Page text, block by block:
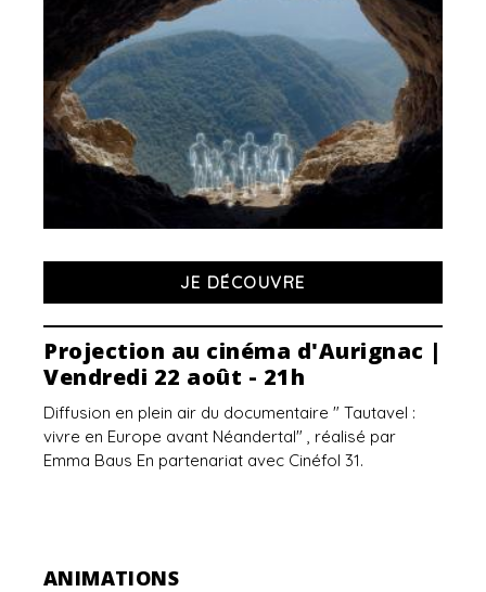
JE DÉCOUVRE
Projection au cinéma d'Aurignac |
Vendredi 22 août - 21h
Diffusion en plein air du documentaire " Tautavel :
vivre en Europe avant Néandertal" , réalisé par
Emma Baus En partenariat avec Cinéfol 31.
ANIMATIONS